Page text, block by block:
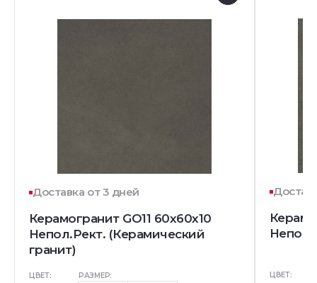
Доставка от 3 дней
Керамогранит GO11 60x60x10
Непол.Рект. (Керамический
гранит)
ЦВЕТ: РАЗМЕР:
Непол.
ЦВЕТ: